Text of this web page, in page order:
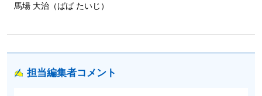
第１１章 競争優位のマネジメント
４ 競争優位のタイプ
第１２章 イノベーションのマネジメント
１ イノベーションとは何か
馬場 大治（ばば たいじ）
担当編集者コメント